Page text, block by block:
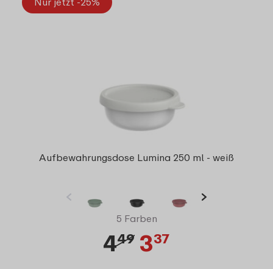
Aufbewahrungsdose Lumina 250 ml - weiß
5 Farben
449 337